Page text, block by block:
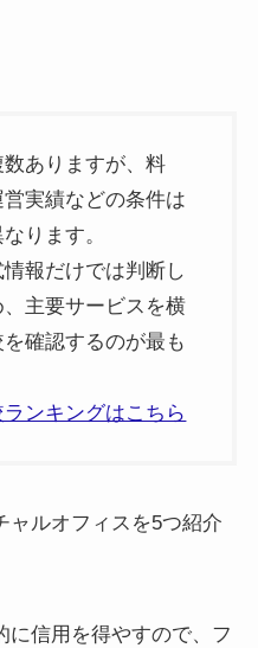
ありますが、料
実績などの条件は
ります。
報だけでは判断し
主要サービスを横
確認するのが最も
ンキングはこちら
ャルオフィスを5つ紹介
に信用を得やすので、フ